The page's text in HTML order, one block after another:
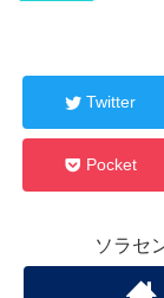
Twitter
Pocket
ソラセ